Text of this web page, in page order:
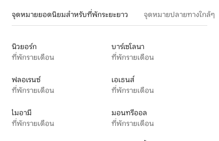
จุดหมายยอดนิยมสำหรับที่พักระยะยาว จุดหมายปลายทางใกล้ๆ
นิวยอร์ก
ที่พักรายเดือน
บาร์เซโลนา
ที่พักรายเดือน
ฟลอเรนซ์
ที่พักรายเดือน
เอเธนส์
ที่พักรายเดือน
ไมอามี
ที่พักรายเดือน
มอนทรีออล
ที่พักรายเดือน